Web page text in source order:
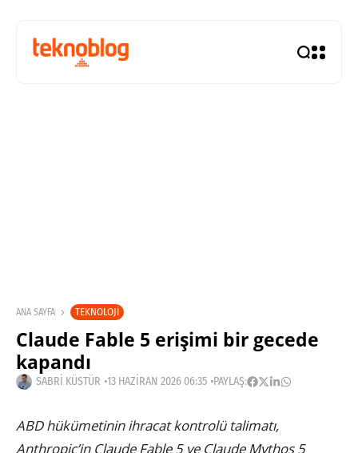
ANA SAYFA TEKNOLOJI
Claude Fable 5 erişimi bir gecede
kapandı
SABRI KÜSTÜR 13 HAZIRAN 2026 06:35 PAYLAŞ:
ABD hükümetinin ihracat kontrolü talimatı,
Anthropic’in Claude Fable 5 ve Claude Mythos 5